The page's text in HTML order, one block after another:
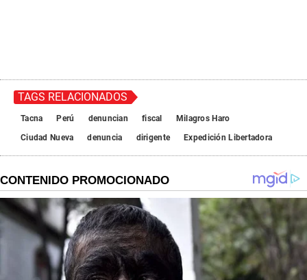
TAGS RELACIONADOS
Tacna Perú denuncian fiscal
Milagros Haro
Ciudad Nueva
denuncia dirigente Expedición Libertadora